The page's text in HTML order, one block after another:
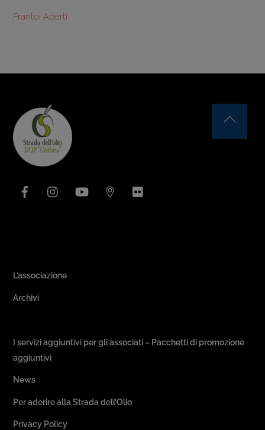
Frantoi Aperti
YouTube
L’associazione
Archivi
I servizi aggiuntivi per gli associati – Pacchetti di promozione
aggiuntivi
News
Per aderire alla Strada dell’Olio
Privacy Policy